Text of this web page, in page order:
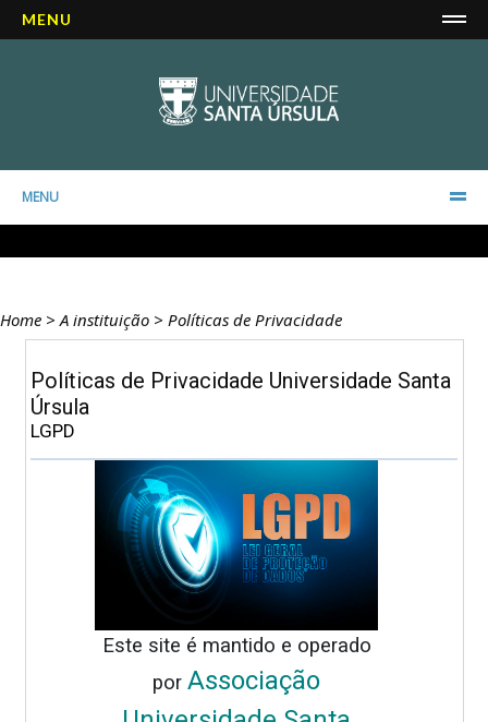
MENU
MENU
Home > A instituição > Políticas de Privacidade
Políticas de Privacidade Universidade Santa
Úrsula
LGPD
Este site é mantido e operado
porAssociação